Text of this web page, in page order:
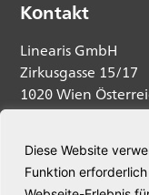
Diese Website
Funktion
Kontakt
Linearis GmbH
Zirkusgasse 15/17
1020 Wien
Anfrage senden